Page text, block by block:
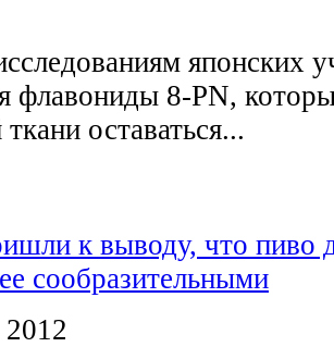
японских
флавониды 8-PN,
оставаться...
к выводу, что пиво
сообразительными